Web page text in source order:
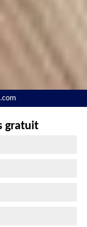
gratuit